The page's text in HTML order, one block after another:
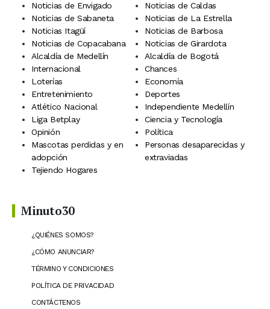
Noticias de Envigado
Noticias de Caldas
Noticias de Sabaneta
Noticias de La Estrella
Noticias Itagüí
Noticias de Barbosa
Noticias de Copacabana
Noticias de Girardota
Alcaldía de Medellín
Alcaldía de Bogotá
Internacional
Chances
Loterías
Economía
Entretenimiento
Deportes
Atlético Nacional
Independiente Medellín
Liga Betplay
Ciencia y Tecnología
Opinión
Política
Mascotas perdidas y en
adopción
Personas desaparecidas y
extraviadas
Tejiendo Hogares
Minuto30
¿QUIÉNES SOMOS?
¿CÓMO ANUNCIAR?
TÉRMINO Y CONDICIONES
POLÍTICA DE PRIVACIDAD
CONTÁCTENOS